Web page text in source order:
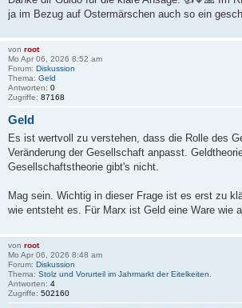
ja im Bezug auf Ostermärschen auch so ein
von root
Mo Apr 06, 2026 8:52 am
Forum: Diskussion
Thema: Geld
Antworten: 0
Zugriffe: 87168
Geld
Es ist wertvoll zu verstehen, dass die Rolle des
Veränderung der Gesellschaft anpasst.
Gesellschaftstheorie gibt's nicht.
Mag sein. Wichtig in dieser Frage ist es erst zu
wie entsteht es. Für Marx ist Geld eine Ware wie
von root
Mo Apr 06, 2026 8:48 am
Forum: Diskussion
Thema: Stolz und Vorurteil im Jahrmarkt der Eitelkeiten.
Antworten: 4
Zugriffe: 502160